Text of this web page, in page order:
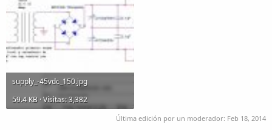
supply_-45vdc_150.jpg
59.4 KB · Visitas: 3,382
Última edición por un moderador: Feb 18, 2014